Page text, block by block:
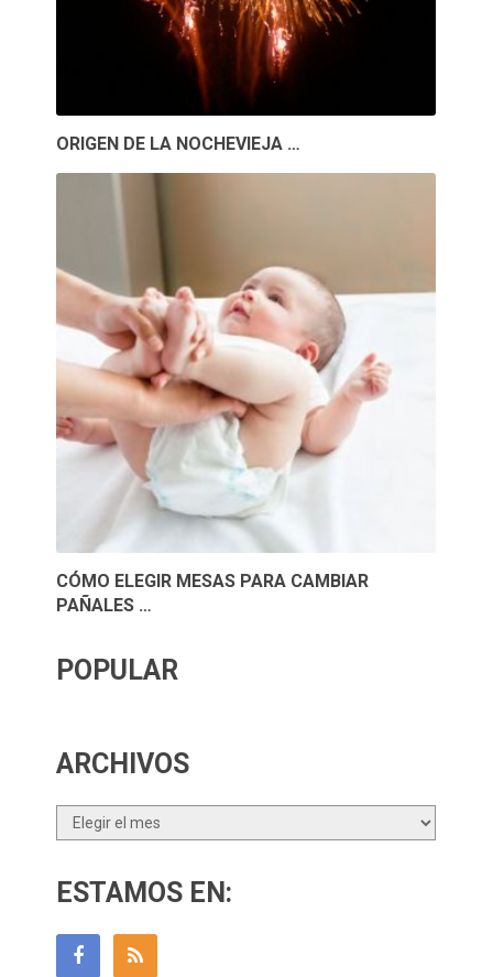
ORIGEN DE LA NOCHEVIEJA …
CÓMO ELEGIR MESAS PARA CAMBIAR
PAÑALES …
POPULAR
ARCHIVOS
Archivos
ESTAMOS EN: